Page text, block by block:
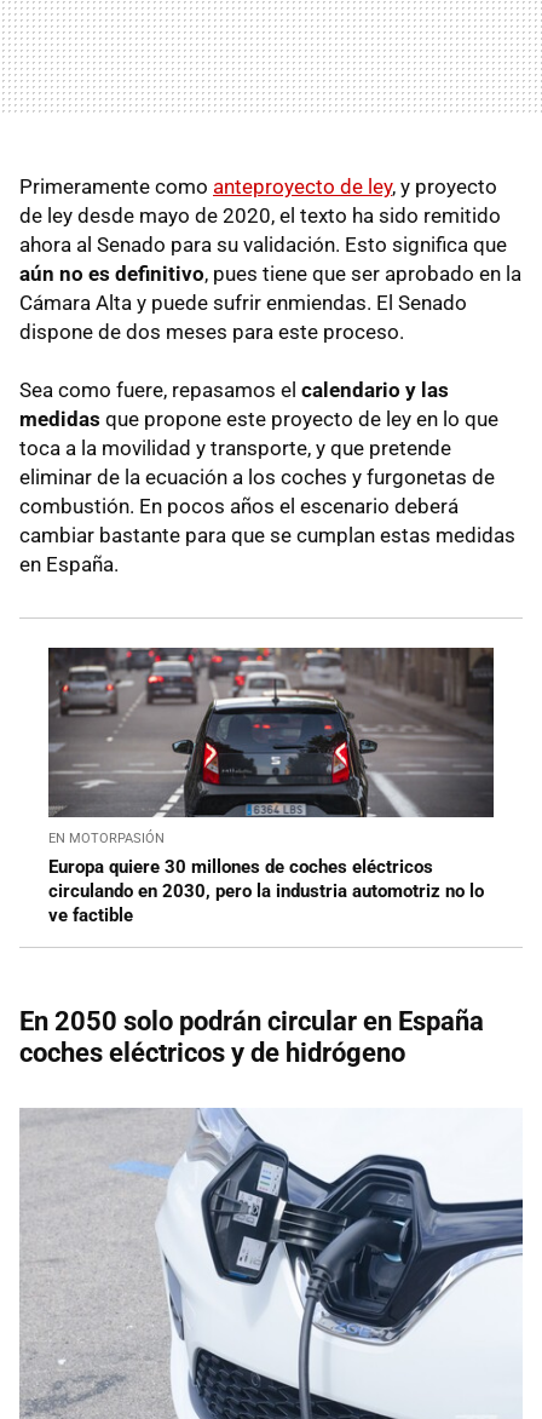
Primeramente como anteproyecto de ley, y proyecto
de ley desde mayo de 2020, el texto ha sido remitido
ahora al Senado para su validación. Esto significa que
aún no es definitivo, pues tiene que ser aprobado en la
Cámara Alta y puede sufrir enmiendas. El Senado
dispone de dos meses para este proceso.
Sea como fuere, repasamos el calendario y las
medidas que propone este proyecto de ley en lo que
toca a la movilidad y transporte, y que pretende
eliminar de la ecuación a los coches y furgonetas de
combustión. En pocos años el escenario deberá
cambiar bastante para que se cumplan estas medidas
en España.
EN MOTORPASIÓN
Europa quiere 30 millones de coches eléctricos
circulando en 2030, pero la industria automotriz no lo
ve factible
En 2050 solo podrán circular en España
coches eléctricos y de hidrógeno